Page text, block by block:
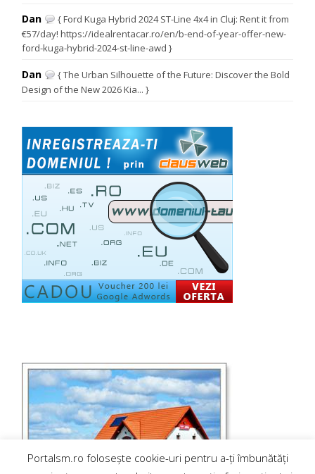
Dan
{ Ford Kuga Hybrid 2024 ST-Line 4x4 in Cluj: Rent it from
€57/day! https://idealrentacar.ro/en/b-end-of-year-offer-new-
ford-kuga-hybrid-2024-st-line-awd }
Dan
{ The Urban Silhouette of the Future: Discover the Bold
Design of the New 2026 Kia... }
Portalsm.ro folosește cookie-uri pentru a-ți îmbunătăți